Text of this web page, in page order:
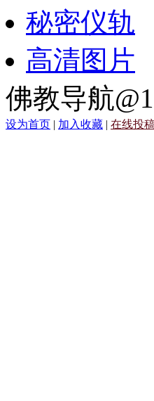
秘密仪轨
高清图片
佛教导航
设为首页 | 加入收藏 | 在线投